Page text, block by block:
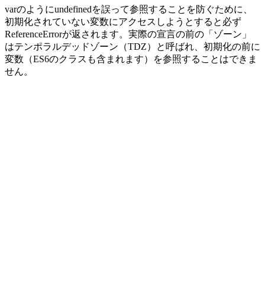
varのようにundefinedを誤って参照することを防ぐために、
初期化されていない変数にアクセスしようとすると必ず
ReferenceErrorが返されます。実際の宣言の前の「ゾーン」
はテンポラルデッドゾーン（TDZ）と呼ばれ、初期化の前に
変数（ES6のクラスも含まれます）を参照することはできま
せん。